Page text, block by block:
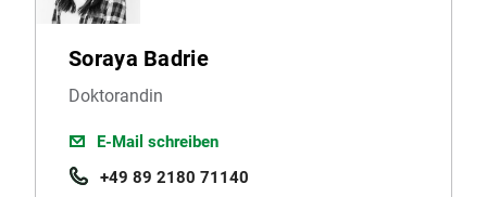
Soraya Badrie
Doktorandin
E-Mail schreiben
+49 89 2180 71140